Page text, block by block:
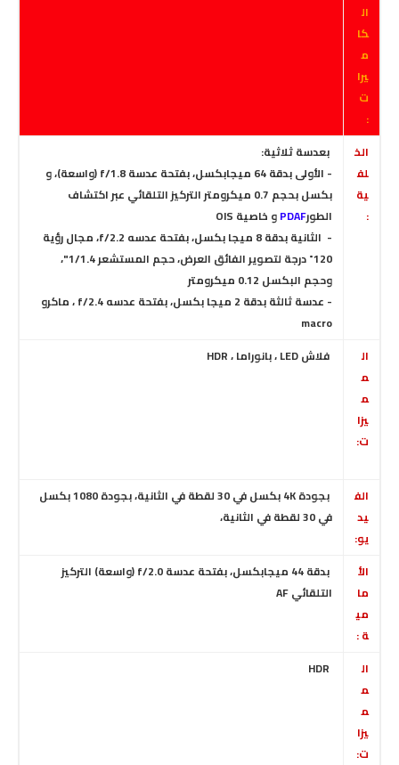
ال
كا
م
يرا
ت
:
الخ
لف
ية
:
بعدسة ثلاثية:
- الأولى بدقة 64 ميجابكسل، بفتحة عدسة f/1.8 (واسعة)،
و
بكسل بحجم 0.7 ميكرومتر
التركيز التلقائي عبر اكتشاف
الطورPDAFو خاصية OIS
- الثانية بدقة 8 ميجا بكسل، بفتحة عدسه f/2.2، مجال رؤية
120˚ درجة لتصوير الفائق العرض، حجم المستشعر 1/1.4"،
وحجم البكسل 0.12 ميكرومتر
- عدسة ثالثة بدقة 2 ميجا بكسل، بفتحة عدسه f/2.4 ،
ماكرو
macro
ال
م
م
يزا
ت:
فلاش LED ، بانوراما ، HDR
الف
يد
يو:
بجودة 4K بكسل في 30 لقطة في الثانية ،
بجودة 1080 بكسل
في 30 لقطة في الثانية
،
الأ
ما
مي
ة :
بدقة 44 ميجابكسل، بفتحة عدسة f/2.0 (واسعة) التركيز
التلقائي AF
ال
م
م
يزا
ت:
HDR